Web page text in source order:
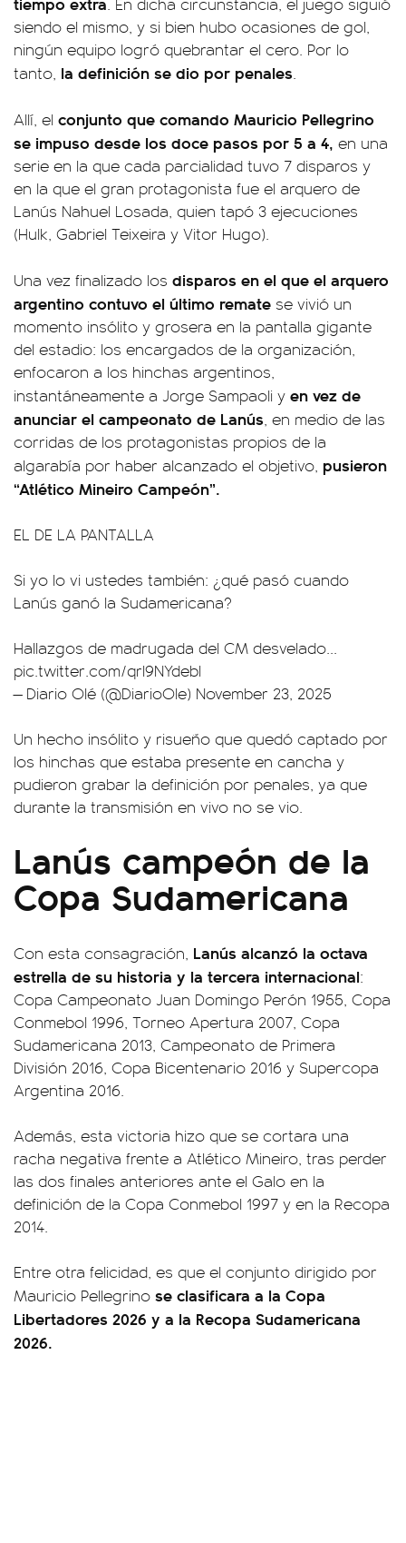
siendo el mismo, y si bien hubo ocasiones de gol,
ningún equipo logró quebrantar el cero. Por lo
tanto, la definición se dio por penales.
Allí, el conjunto que comando Mauricio Pellegrino
se impuso desde los doce pasos por 5 a 4, en una
serie en la que cada parcialidad tuvo 7 disparos y
en la que el gran protagonista fue el arquero de
Lanús Nahuel Losada, quien tapó 3 ejecuciones
(Hulk, Gabriel Teixeira y Vitor Hugo).
Una vez finalizado los disparos en el que el arquero
argentino contuvo el último remate se vivió un
momento insólito y grosera en la pantalla gigante
del estadio: los encargados de la organización,
enfocaron a los hinchas argentinos,
instantáneamente a Jorge Sampaoli y en vez de
anunciar el campeonato de Lanús, en medio de las
corridas de los protagonistas propios de la
algarabía por haber alcanzado el objetivo, pusieron
“Atlético Mineiro Campeón”.
EL DE LA PANTALLA
Si yo lo vi ustedes también: ¿qué pasó cuando
Lanús ganó la Sudamericana?
Hallazgos de madrugada del CM desvelado...
pic.twitter.com/qrI9NYdebl
— Diario Olé (@DiarioOle) November 23, 2025
Un hecho insólito y risueño que quedó captado por
los hinchas que estaba presente en cancha y
pudieron grabar la definición por penales, ya que
durante la transmisión en vivo no se vio.
Lanús campeón de la
Copa Sudamericana
Con esta consagración, Lanús alcanzó la octava
estrella de su historia y la tercera internacional:
Copa Campeonato Juan Domingo Perón 1955, Copa
Conmebol 1996, Torneo Apertura 2007, Copa
Sudamericana 2013, Campeonato de Primera
División 2016, Copa Bicentenario 2016 y Supercopa
Argentina 2016.
Además, esta victoria hizo que se cortara una
racha negativa frente a Atlético Mineiro, tras perder
las dos finales anteriores ante el Galo en la
definición de la Copa Conmebol 1997 y en la Recopa
2014.
Entre otra felicidad, es que el conjunto dirigido por
Mauricio Pellegrino se clasificara a la Copa
Libertadores 2026 y a la Recopa Sudamericana
2026.